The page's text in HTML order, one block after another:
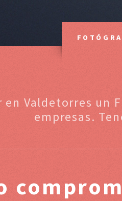
en Valdetorres
empresas.